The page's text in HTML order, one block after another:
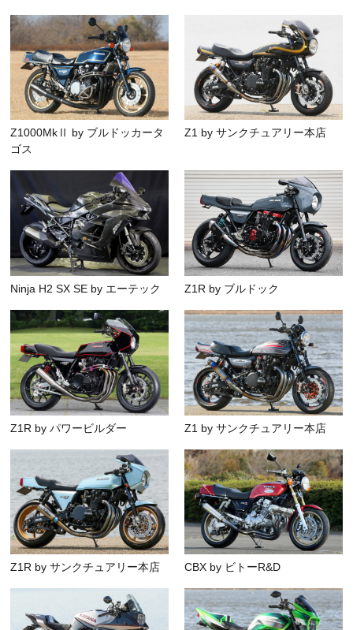
Z1000MkⅡ by ブルドッカータ
ゴス
Z1 by サンクチュアリー本店
Ninja H2 SX SE by エーテック Z1R by ブルドック
Z1R by パワービルダー Z1 by サンクチュアリー本店
Z1R by サンクチュアリー本店 CBX by ビトーR&D